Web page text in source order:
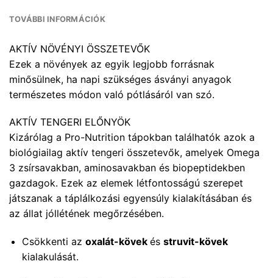
TOVÁBBI INFORMÁCIÓK
AKTÍV NÖVÉNYI ÖSSZETEVŐK
Ezek a növények az egyik legjobb forrásnak
minősülnek, ha napi szükséges ásványi anyagok
természetes módon való pótlásáról van szó.
AKTÍV TENGERI ELŐNYÖK
Kizárólag a Pro-Nutrition tápokban találhatók azok a
biológiailag aktív tengeri összetevők, amelyek Omega
3 zsírsavakban, aminosavakban és biopeptidekben
gazdagok. Ezek az elemek létfontosságú szerepet
játszanak a táplálkozási egyensúly kialakításában és
az állat jóllétének megőrzésében.
Csökkenti az oxalát-kövek és struvit-kövek
kialakulását.